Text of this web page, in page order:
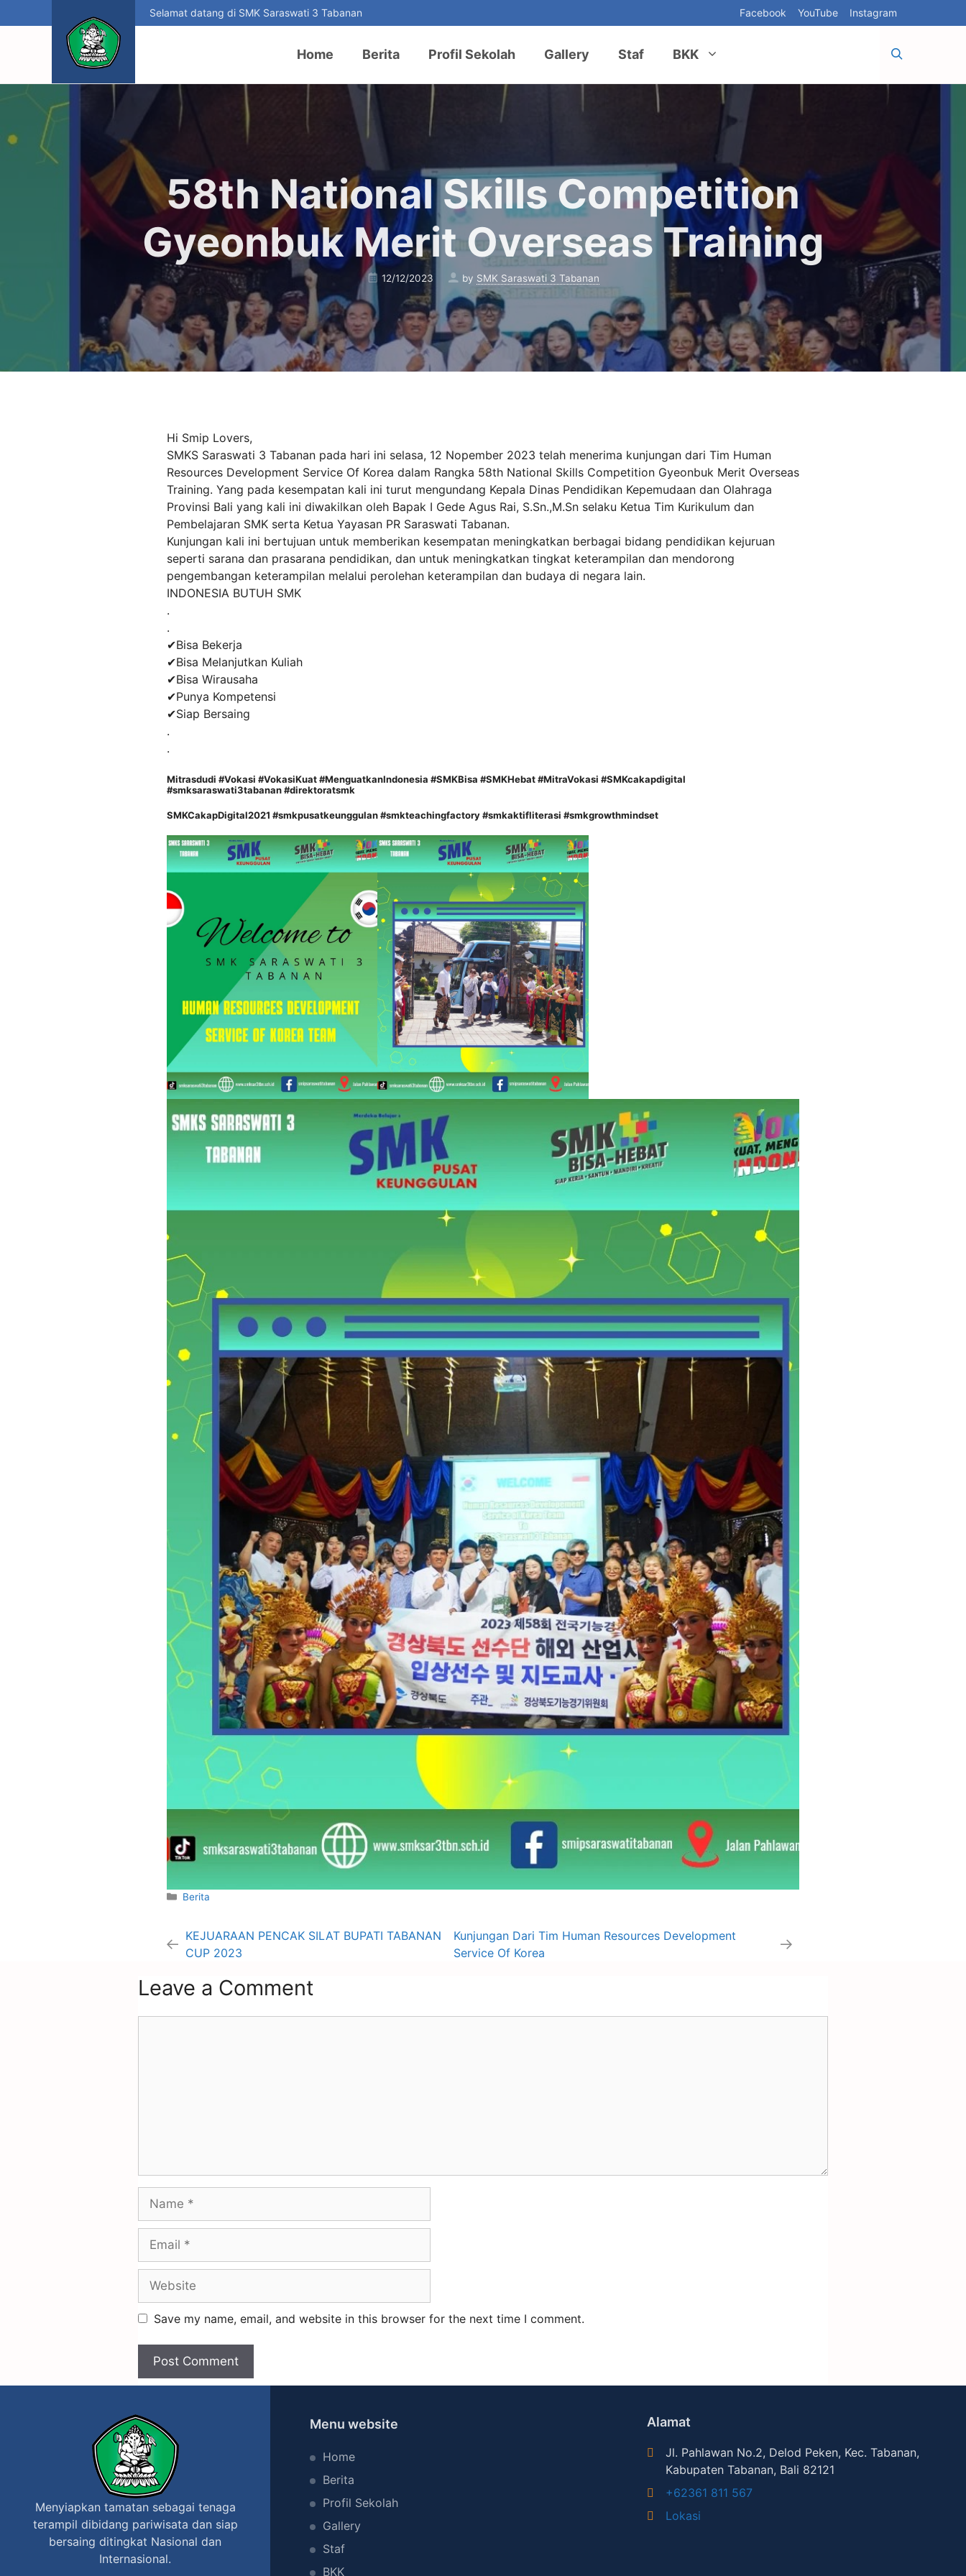
Selamat datang di SMK Saraswati 3 Tabanan Facebook YouTube Instagram
Home Berita Profil Sekolah Gallery Staf BKK
58th National Skills Competition
Gyeonbuk Merit Overseas Training
12/12/2023 by SMK Saraswati 3 Tabanan
Hi Smip Lovers,
SMKS Saraswati 3 Tabanan pada hari ini selasa, 12 Nopember 2023 telah menerima kunjungan dari Tim Human
Resources Development Service Of Korea dalam Rangka 58th National Skills Competition Gyeonbuk Merit Overseas
Training. Yang pada kesempatan kali ini turut mengundang Kepala Dinas Pendidikan Kepemudaan dan Olahraga
Provinsi Bali yang kali ini diwakilkan oleh Bapak I Gede Agus Rai, S.Sn.,M.Sn selaku Ketua Tim Kurikulum dan
Pembelajaran SMK serta Ketua Yayasan PR Saraswati Tabanan.
Kunjungan kali ini bertujuan untuk memberikan kesempatan meningkatkan berbagai bidang pendidikan kejuruan
seperti sarana dan prasarana pendidikan, dan untuk meningkatkan tingkat keterampilan dan mendorong
pengembangan keterampilan melalui perolehan keterampilan dan budaya di negara lain.
INDONESIA BUTUH SMK
.
.
✔Bisa Bekerja
✔Bisa Melanjutkan Kuliah
✔Bisa Wirausaha
✔Punya Kompetensi
✔Siap Bersaing
.
.
Mitrasdudi #Vokasi #VokasiKuat #MenguatkanIndonesia #SMKBisa #SMKHebat #MitraVokasi #SMKcakapdigital
#smksaraswati3tabanan #direktoratsmk
SMKCakapDigital2021 #smkpusatkeunggulan #smkteachingfactory #smkaktifliterasi #smkgrowthmindset
Berita
KEJUARAAN PENCAK SILAT BUPATI TABANAN
CUP 2023
Kunjungan Dari Tim Human Resources Development
Service Of Korea
Leave a Comment
Save my name, email, and website in this browser for the next time I comment.
Menyiapkan tamatan sebagai tenaga
terampil dibidang pariwisata dan siap
bersaing ditingkat Nasional dan
Internasional.
Menu website
Home
Berita
Profil Sekolah
Gallery
Staf
BKK
Alamat
Jl. Pahlawan No.2, Delod Peken, Kec. Tabanan,
Kabupaten Tabanan, Bali 82121
+62361 811 567
Lokasi